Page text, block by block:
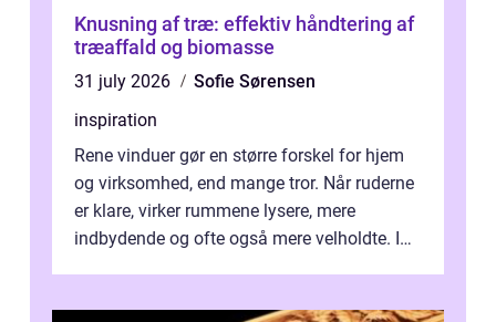
Knusning af træ: effektiv håndtering af
træaffald og biomasse
31 july 2026
Sofie Sørensen
inspiration
Rene vinduer gør en større forskel for hjem
og virksomhed, end mange tror. Når ruderne
er klare, virker rummene lysere, mere
indbydende og ofte også mere velholdte. I